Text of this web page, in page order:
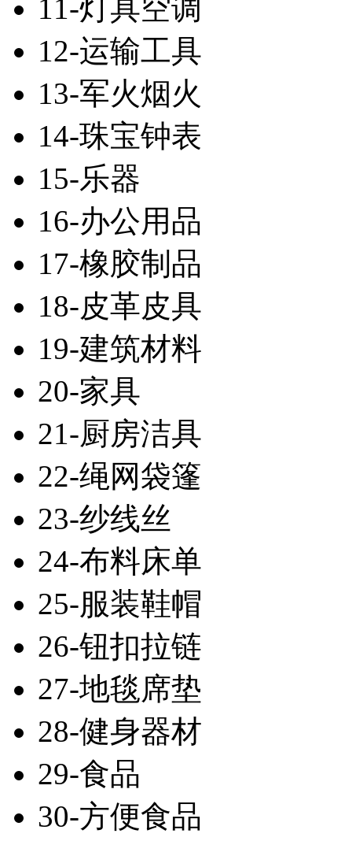
11-灯具空调
12-运输工具
13-军火烟火
14-珠宝钟表
15-乐器
16-办公用品
17-橡胶制品
18-皮革皮具
19-建筑材料
20-家具
21-厨房洁具
22-绳网袋篷
23-纱线丝
24-布料床单
25-服装鞋帽
26-钮扣拉链
27-地毯席垫
28-健身器材
29-食品
30-方便食品